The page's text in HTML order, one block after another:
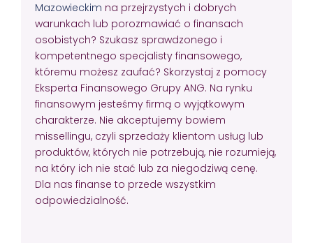
Mazowieckim na przejrzystych i dobrych
warunkach lub porozmawiać o finansach
osobistych? Szukasz sprawdzonego i
kompetentnego specjalisty finansowego,
któremu możesz zaufać? Skorzystaj z pomocy
Eksperta Finansowego Grupy ANG. Na rynku
finansowym jesteśmy firmą o wyjątkowym
charakterze. Nie akceptujemy bowiem
missellingu, czyli sprzedaży klientom usług lub
produktów, których nie potrzebują, nie rozumieją,
na który ich nie stać lub za niegodziwą cenę.
Dla nas finanse to przede wszystkim
odpowiedzialność.